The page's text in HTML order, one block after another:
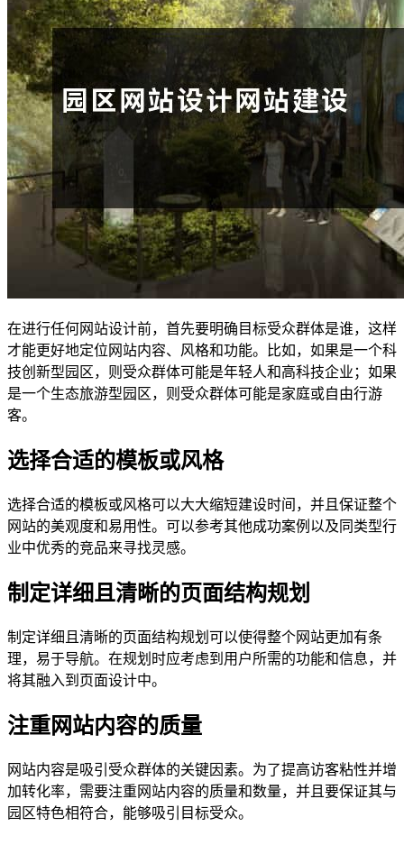
在进行任何网站设计前，首先要明确目标受众群体是谁，这样
才能更好地定位网站内容、风格和功能。比如，如果是一个科
技创新型园区，则受众群体可能是年轻人和高科技企业；如果
是一个生态旅游型园区，则受众群体可能是家庭或自由行游
客。
选择合适的模板或风格
选择合适的模板或风格可以大大缩短建设时间，并且保证整个
网站的美观度和易用性。可以参考其他成功案例以及同类型行
业中优秀的竞品来寻找灵感。
制定详细且清晰的页面结构规划
制定详细且清晰的页面结构规划可以使得整个网站更加有条
理，易于导航。在规划时应考虑到用户所需的功能和信息，并
将其融入到页面设计中。
注重网站内容的质量
网站内容是吸引受众群体的关键因素。为了提高访客粘性并增
加转化率，需要注重网站内容的质量和数量，并且要保证其与
园区特色相符合，能够吸引目标受众。